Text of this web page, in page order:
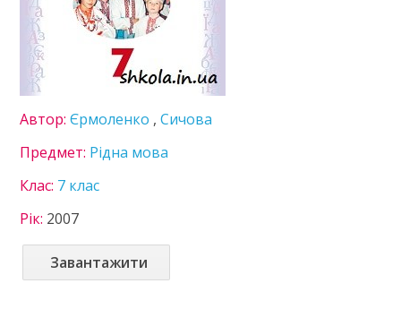
Інформатика
Іспанська мова
Історія України
Література
Мистецтво
Мови нац. меншин
Технології
Українська література
Фізика
Французька мова
Автор:Єрмоленко ,Сичова
Предмет: Рідна мова
Клас: 7 клас
Рік: 2007
Завантажити